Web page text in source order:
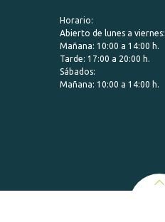
Horario:
Abierto de lunes a viernes:
Mañana: 10:00 a 14:00 h.
Tarde: 17:00 a 20:00 h.
Sábados:
Mañana: 10:00 a 14:00 h.